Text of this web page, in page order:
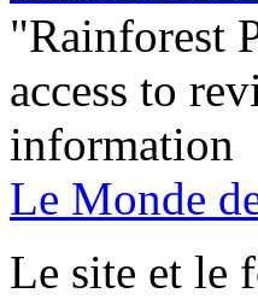
"Rainforest
access to
information
Le Monde
Le site et le